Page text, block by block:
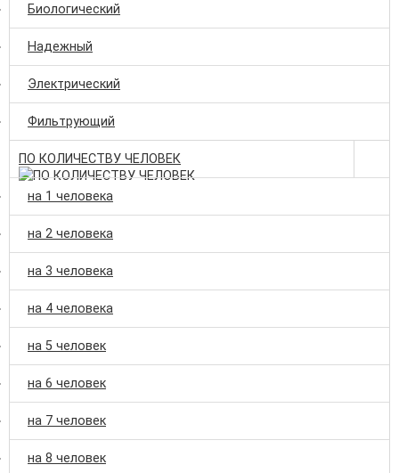
Биологический
Надежный
Электрический
Фильтрующий
ПО КОЛИЧЕСТВУ ЧЕЛОВЕК
на 1 человека
на 2 человека
на 3 человека
на 4 человека
на 5 человек
на 6 человек
на 7 человек
на 8 человек